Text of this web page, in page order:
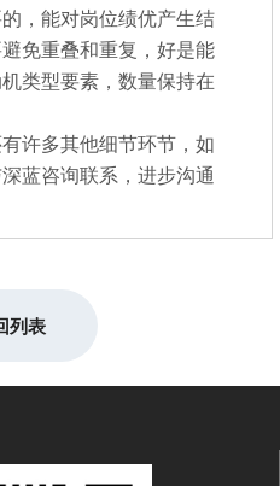
，能对岗位绩优产生结
免重叠和重复，好是能
类型要素，数量保持在
许多其他细节环节，如
蓝咨询联系，进步沟通
列表